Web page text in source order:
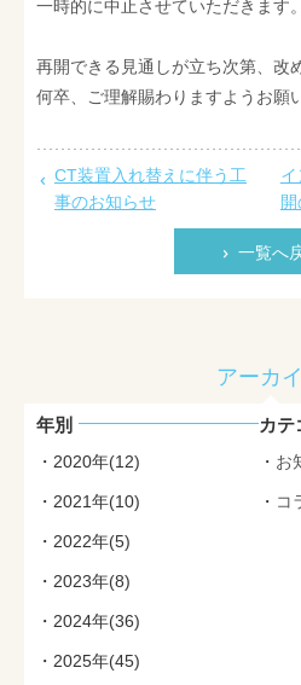
一時的に中止させていただきます。
再開できる見通しが立ち次第、改
何卒、ご理解賜わりますようお願
CT装置入れ替えに伴う工
事のお知らせ
一覧へ
アーカ
年別
2020年(12)
2021年(10)
2022年(5)
2023年(8)
2024年(36)
2025年(45)
カテ
お
コ